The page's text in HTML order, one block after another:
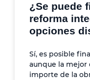
¿Se puede
reforma
opciones
Sí, es posible
aunque la mejor
importe de la